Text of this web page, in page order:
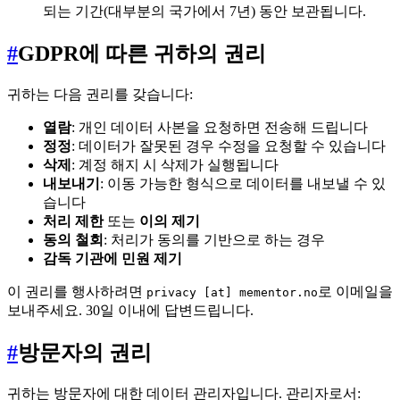
되는 기간(대부분의 국가에서 7년) 동안 보관됩니다.
#GDPR에 따른 귀하의 권리
귀하는 다음 권리를 갖습니다:
열람: 개인 데이터 사본을 요청하면 전송해 드립니다
정정: 데이터가 잘못된 경우 수정을 요청할 수 있습니다
삭제 : 계정 해지 시 삭제가 실행됩니다
내보내기 : 이동 가능한 형식으로 데이터를 내보낼 수 있
습니다
처리 제한또는 이의 제기
동의 철회 : 처리가 동의를 기반으로 하는 경우
감독 기관에 민원 제기
이 권리를 행사하려면 privacy [at] mementor.no 로 이메일을
보내주세요. 30일 이내에 답변드립니다.
#방문자의 권리
귀하는 방문자에 대한 데이터 관리자입니다. 관리자로서: